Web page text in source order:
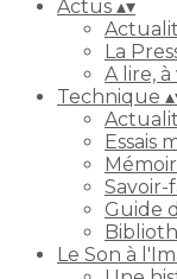
Actus ▴▾
La
A lire,
Technique ▴
Essais
Savoir-
Guide
Le Son à